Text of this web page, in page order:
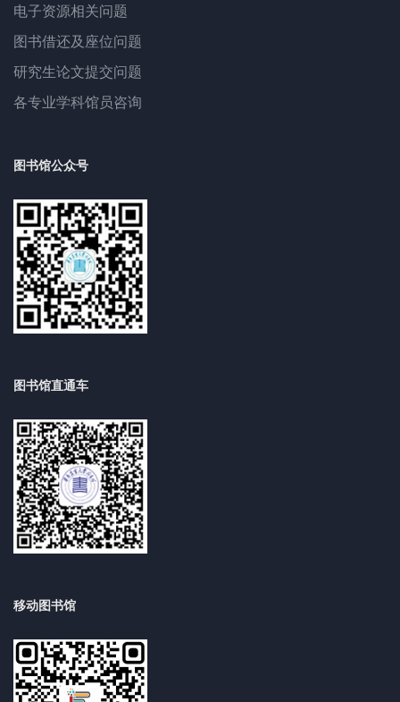
电子资源相关问题
图书借还及座位问题
研究生论文提交问题
各专业学科馆员咨询
图书馆公众号
图书馆直通车
移动图书馆